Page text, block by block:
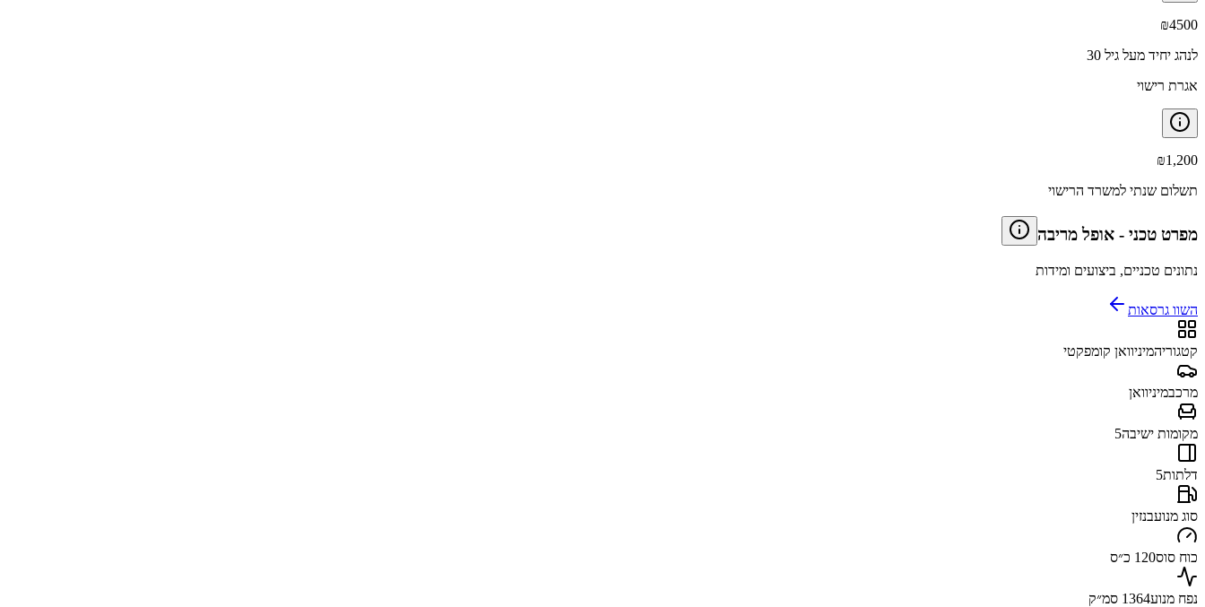
₪4500
לנהג יחיד מעל גיל 30
אגרת רישוי
₪1,200
תשלום שנתי למשרד הרישוי
מפרט טכני - אופל מריבה
נתונים טכניים, ביצועים ומידות
השוו גרסאות
קטגוריהמיניוואן קומפקטי
מרכבמיניוואן
מקומות ישיבה5
דלתות5
סוג מנועבנזין
כוח סוס120 כ״ס
נפח מנוע1364 סמ״ק